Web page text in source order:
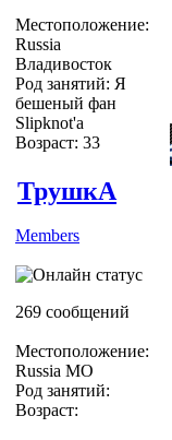
Местоположение:
Russia
Владивосток
Род занятий: Я
бешеный фан
Slipknot'a
Возраст: 33
ТрушкА
Members
269 сообщений
Местоположение:
Russia МО
Род занятий:
Возраст: